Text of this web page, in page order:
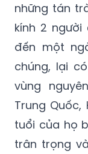
những tán
kính 2
đến một
chúng, lại
vùng
Trung
tuổi của họ
trân trọng